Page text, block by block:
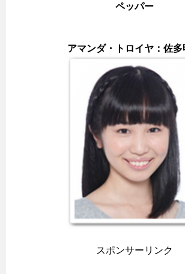
ペッパー
アマンダ・トロイヤ：佐多
スポンサーリンク